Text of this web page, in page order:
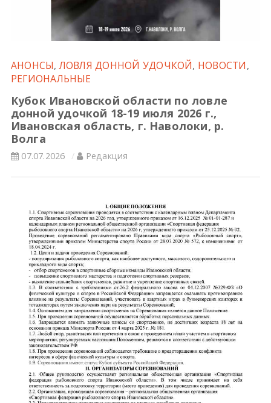
АНОНСЫ,ЛОВЛЯ ДОННОЙ УДОЧКОЙ, НОВОСТИ,
РЕГИОНАЛЬНЫЕ
Кубок Ивановской области по ловле
донной удочкой 18-19 июля 2026 г.,
Ивановская область, г. Наволоки, р.
Волга
07.07.2026 Редакция
Всероссийские правила